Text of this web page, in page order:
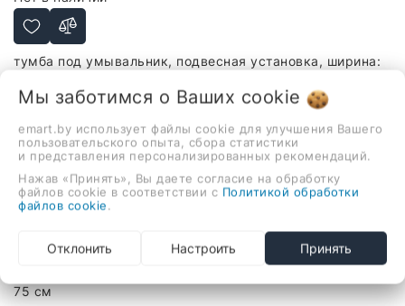
тумба под умывальник, подвесная установка, ширина:
В корзину
Отзывы
тумба под умывальник, подвесная установка, ширина:
75 см
Мы заботимся о Ваших cookie
emart.by использует файлы cookie для улучшения Вашего
пользовательского опыта, сбора статистики
и представления персонализированных рекомендаций.
Нажав «Принять», Вы даете согласие на обработку
файлов cookie в соответствии с Политикой обработки
файлов cookie
Отклонить Настроить Принять